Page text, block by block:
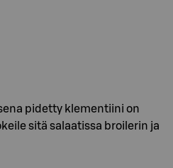
pidetty klementiini on
sitä salaatissa broilerin ja